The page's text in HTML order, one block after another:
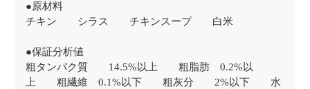
●原材料
チキン シラス チキンスープ 白米
●保証分析値
粗タンパク質 14.5%以上 粗脂肪 0.2%以
上 粗繊維 0.1%以下 粗灰分 2%以下 水